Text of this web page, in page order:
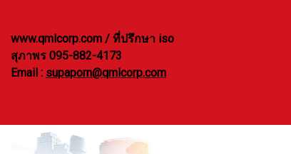
www.qmlcorp.com / ที่ปรึกษา iso
สุภาพร 095-882-4173
Email : supaporn@qmlcorp.com